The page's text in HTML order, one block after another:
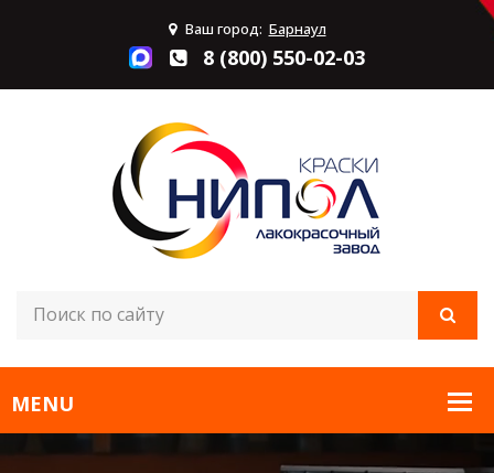
Ваш город: Барнаул
8 (800) 550-02-03